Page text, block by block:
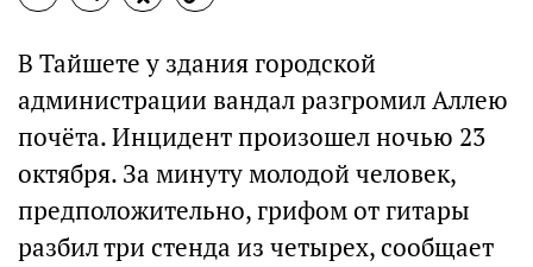
В Тайшете у здания городской
администрации вандал разгромил Аллею
почёта. Инцидент произошел ночью 23
октября. За минуту молодой человек,
предположительно, грифом от гитары
разбил три стенда из четырех, сообщает